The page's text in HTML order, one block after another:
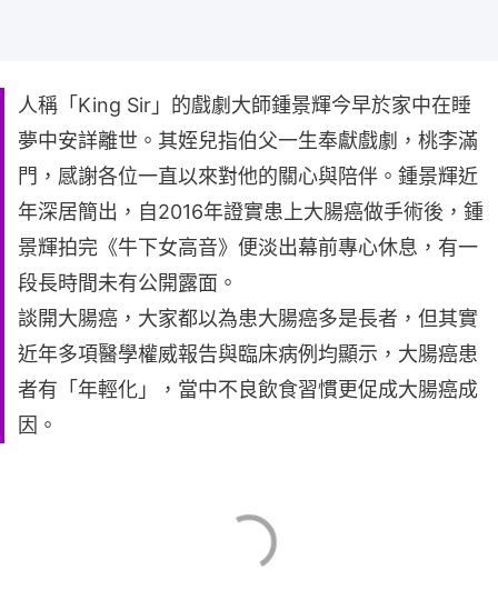
人稱「King Sir」的戲劇大師鍾景輝今早於家中在睡
夢中安詳離世。其姪兒指伯父一生奉獻戲劇，桃李滿
門，感謝各位一直以來對他的關心與陪伴。鍾景輝近
年深居簡出，自2016年證實患上大腸癌做手術後，鍾
景輝拍完《牛下女高音》便淡出幕前專心休息，有一
段長時間未有公開露面。
談開大腸癌，大家都以為患大腸癌多是長者，但其實
近年多項醫學權威報告與臨床病例均顯示，大腸癌患
者有「年輕化」，當中不良飲食習慣更促成大腸癌成
因。